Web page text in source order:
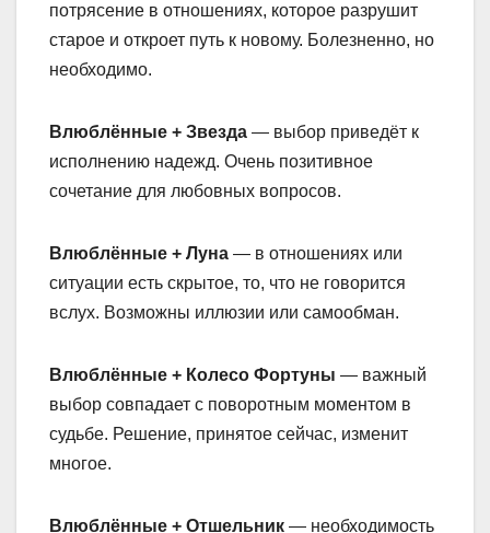
потрясение в отношениях, которое разрушит
старое и откроет путь к новому. Болезненно, но
необходимо.
Влюблённые + Звезда — выбор приведёт к
исполнению надежд. Очень позитивное
сочетание для любовных вопросов.
Влюблённые + Луна — в отношениях или
ситуации есть скрытое, то, что не говорится
вслух. Возможны иллюзии или самообман.
Влюблённые + Колесо Фортуны — важный
выбор совпадает с поворотным моментом в
судьбе. Решение, принятое сейчас, изменит
многое.
Влюблённые + Отшельник — необходимость